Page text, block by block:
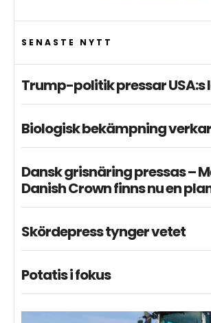
SENASTE NYTT
Trump-politik pressar
Biologisk bekämpning
Dansk grisnäring pressas –
Danish Crown finns nu en
Skördepress tynger vetet
Potatis i fokus